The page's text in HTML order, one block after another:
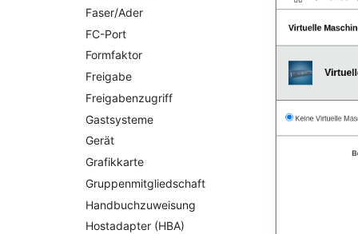
Faser/Ader
FC-Port
Formfaktor
Freigabe
Freigabenzugriff
Gastsysteme
Gerät
Grafikkarte
Gruppenmitgliedschaft
Handbuchzuweisung
Hostadapter (HBA)